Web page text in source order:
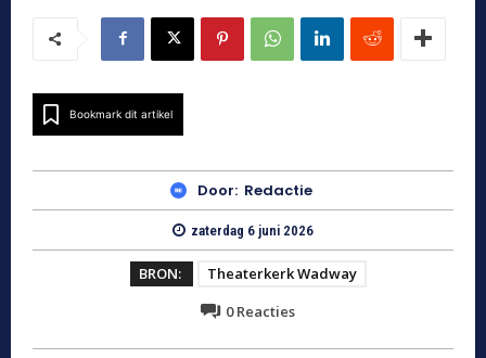
Bookmark dit artikel
Door: Redactie
zaterdag 6 juni 2026
BRON:
Theaterkerk Wadway
0Reacties